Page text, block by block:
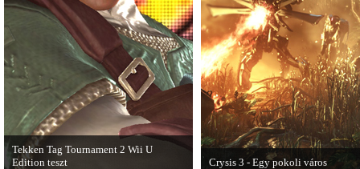
Tekken Tag Tournament 2 Wii U
Edition teszt
Crysis 3 - Egy pokoli város